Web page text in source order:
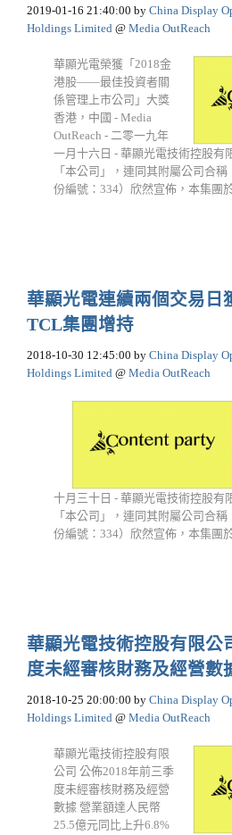
2019-01-16 21:40:00 by China Display
Holdings Limited @ Media OutReach
華顯光電榮獲「2018金
港股——最佳投資者關
係管理上市公司」大獎
香港，中國 - Media
OutReach - 二零一九年
一月十六日 - 華顯光電技術控股有
「本公司」，連同其附屬公司合
份編號：334）欣然宣佈，本集團
華顯光電連續兩個交易日
TCL集團增持
2018-10-30 12:45:00 by China Display
Holdings Limited @ Media OutReach
十月三十日 - 華顯光電技術控股有
「本公司」，連同其附屬公司合
份編號：334）欣然宣佈，本集團
華顯光電技術控股有限公
度未經審核財務及經營數
2018-10-25 20:00:00 by China Display
Holdings Limited @ Media OutReach
華顯光電技術控股有限
公司 公佈2018年前三季
度未經審核財務及經營
數據 營業額達人民幣
25.5億元同比上升6.8%